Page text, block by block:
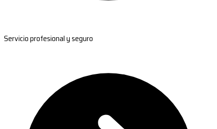
Servicio profesional y seguro